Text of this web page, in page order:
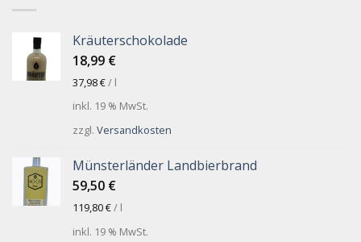
Kräuterschokolade
18,99 €
37,98€/ l
inkl. 19 % MwSt.
zzgl. Versandkosten
Münsterländer Landbierbrand
59,50 €
119,80€/ l
inkl. 19 % MwSt.